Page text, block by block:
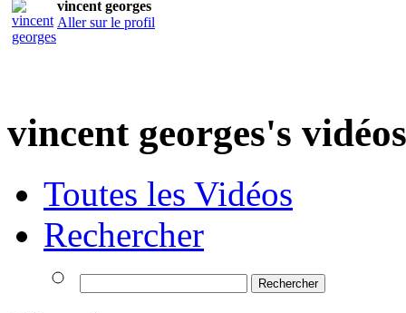
vincent georges
Aller sur le profil
vincent georges's vidéos
Toutes les Vidéos
Rechercher